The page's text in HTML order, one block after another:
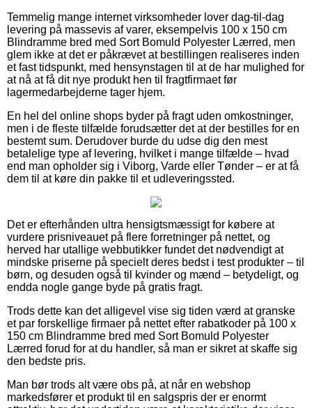
Temmelig mange internet virksomheder lover dag-til-dag
levering på massevis af varer, eksempelvis 100 x 150 cm
Blindramme bred med Sort Bomuld Polyester Lærred, men
glem ikke at det er påkrævet at bestillingen realiseres inden
et fast tidspunkt, med hensynstagen til at de har mulighed for
at nå at få dit nye produkt hen til fragtfirmaet før
lagermedarbejderne tager hjem.
En hel del online shops byder på fragt uden omkostninger,
men i de fleste tilfælde forudsætter det at der bestilles for en
bestemt sum. Derudover burde du udse dig den mest
betalelige type af levering, hvilket i mange tilfælde – hvad
end man opholder sig i Viborg, Varde eller Tønder – er at få
dem til at køre din pakke til et udleveringssted.
Det er efterhånden ultra hensigtsmæssigt for købere at
vurdere prisniveauet på flere forretninger på nettet, og
herved har utallige webbutikker fundet det nødvendigt at
mindske priserne på specielt deres bedst i test produkter – til
børn, og desuden også til kvinder og mænd – betydeligt, og
endda nogle gange byde på gratis fragt.
Trods dette kan det alligevel vise sig tiden værd at granske
et par forskellige firmaer på nettet efter rabatkoder på 100 x
150 cm Blindramme bred med Sort Bomuld Polyester
Lærred forud for at du handler, så man er sikret at skaffe sig
den bedste pris.
Man bør trods alt være obs på, at når en webshop
markedsfører et produkt til en salgspris der er enormt